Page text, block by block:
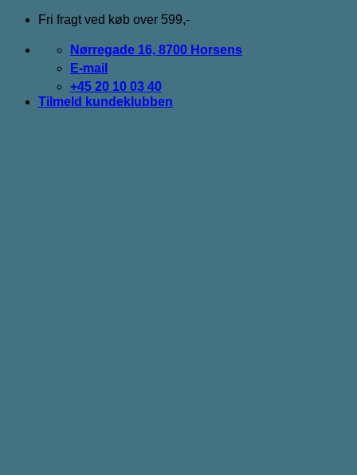
Fortsæt
indhold
Fri fragt ved køb over 599,-
Nørregade 16, 8700 Horsens
E-mail
+45 20 10 03 40
Tilmeld kundeklubben